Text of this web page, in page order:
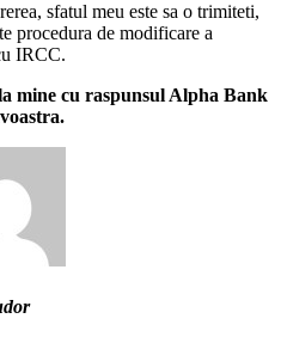
sfatul meu este sa o trimiteti,
procedura de modificare a
IRCC.
mine cu raspunsul Alpha Bank